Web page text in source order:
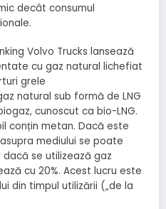
decât consumul
natural sub formă de LNG
cunoscut ca bio-LNG.
conțin metan. Dacă este
mediului se poate
dacă se utilizează gaz
cu 20%. Acest lucru este
din timpul utilizării („de la